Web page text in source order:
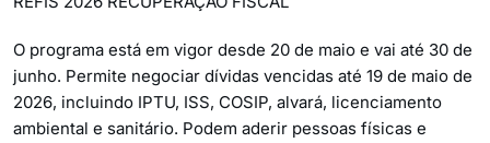
O programa está em vigor desde 20 de maio e vai até 30 de
junho. Permite negociar dívidas vencidas até 19 de maio de
2026, incluindo IPTU, ISS, COSIP, alvará, licenciamento
ambiental e sanitário. Podem aderir pessoas físicas e